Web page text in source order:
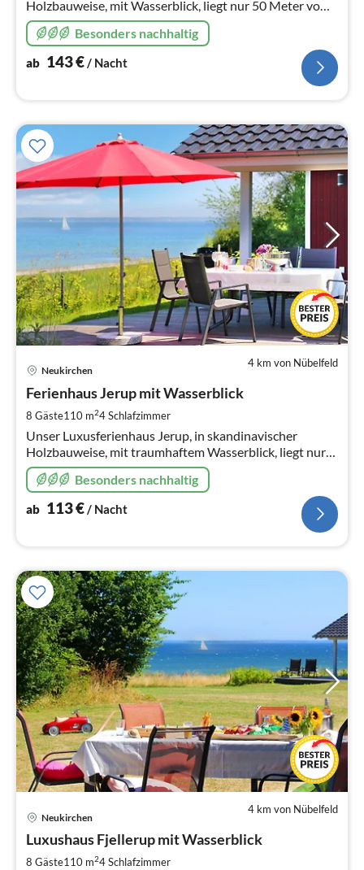
Holzbauweise, mit Wasserblick, liegt nur 50 Meter vom
Strand entfernt und hat einen eigenen Strandzugang!
Besonders nachhaltig
ab 143€/ Nacht
4 km von Nübelfeld
Neukirchen
Ferienhaus Jerup mit Wasserblick
8 Gäste110 m24Schlafzimmer
Unser Luxusferienhaus Jerup, in skandinavischer
Holzbauweise, mit traumhaftem Wasserblick, liegt nur
40 Meter vom Strand entfernt und hat einen eigenen
Strandzugang!Besonders nachhaltig
ab 113€/ Nacht
4 km von Nübelfeld
Neukirchen
Luxushaus Fjellerup mit Wasserblick
8 Gäste110 m24Schlafzimmer